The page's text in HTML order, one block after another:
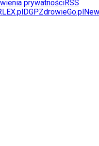
prywatnościRSS
DGPZdrowieGo.pl